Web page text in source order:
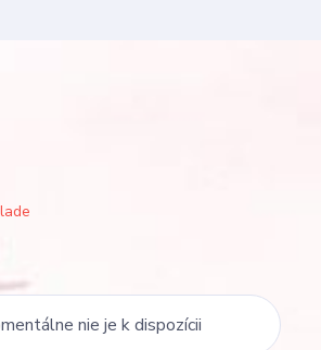
nie je k dispozícii